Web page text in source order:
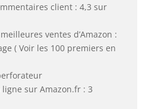
client : 4,3 sur
ventes d’Amazon :
( Voir les 100 premiers en
sur Amazon.fr : 3